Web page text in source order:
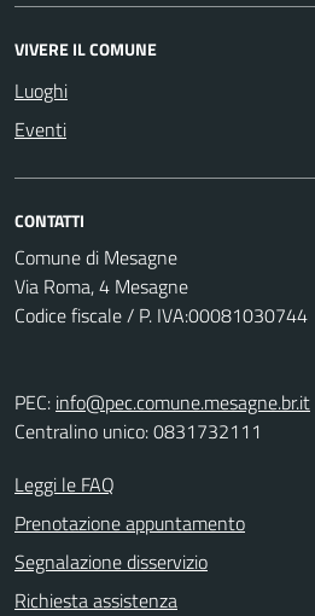
VIVERE IL COMUNE
Luoghi
Eventi
CONTATTI
Comune di Mesagne
Via Roma, 4 Mesagne
Codice fiscale / P. IVA:00081030744
PEC: info@pec.comune.mesagne.br.it
Centralino unico: 0831732111
Leggi le FAQ
Prenotazione appuntamento
Segnalazione disservizio
Richiesta assistenza